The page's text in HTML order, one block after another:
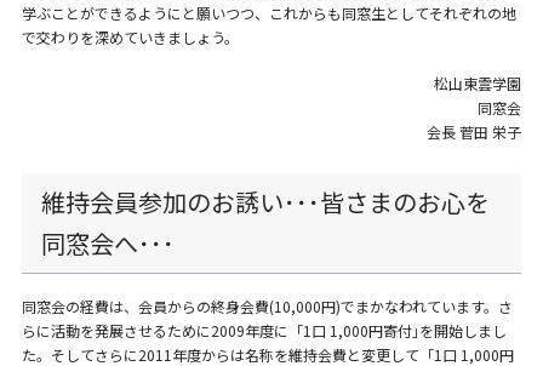
学ぶことができるようにと願いつつ、これからも同窓生としてそれぞれの地
で交わりを深めていきましょう。
松山東雲学園
同窓会
会長 菅田 栄子
維持会員参加のお誘い･･･皆さまのお心を
同窓会へ･･･
同窓会の経費は、会員からの終身会費(10,000円)でまかなわれています。さ
らに活動を発展させるために2009年度に「1口 1,000円寄付｣を開始しまし
た。そしてさらに2011年度からは名称を維持会費と変更して「1口 1,000円